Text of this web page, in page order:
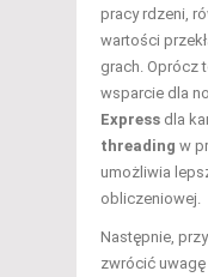
pracy rdzeni,
wartości
grach. Oprócz
wsparcie dla
Express dla
threading w
umożliwia
obliczeniowej.
Następnie,
zwrócić uwagę